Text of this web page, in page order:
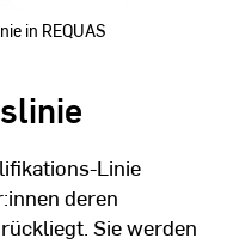
in REQUAS
Linie
deren
Sie werden